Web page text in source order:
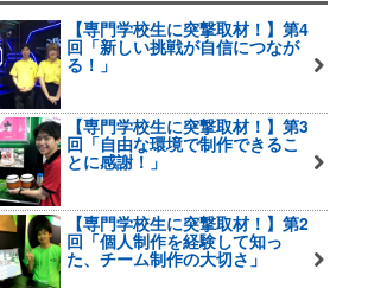
【専門学校生に突撃取材！】第4
回「新しい挑戦が自信につなが
る！」
【専門学校生に突撃取材！】第3
回「自由な環境で制作できるこ
とに感謝！」
【専門学校生に突撃取材！】第2
回「個人制作を経験して知っ
た、チーム制作の大切さ」